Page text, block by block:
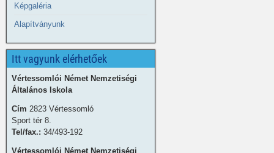
Képgaléria
Alapítványunk
Itt vagyunk elérhetőek
Vértessomlói Német Nemzetiségi
Általános Iskola
Cím 2823 Vértessomló
Sport tér 8.
Tel/fax.: 34/493-192
Vértessomlói Német Nemzetiségi